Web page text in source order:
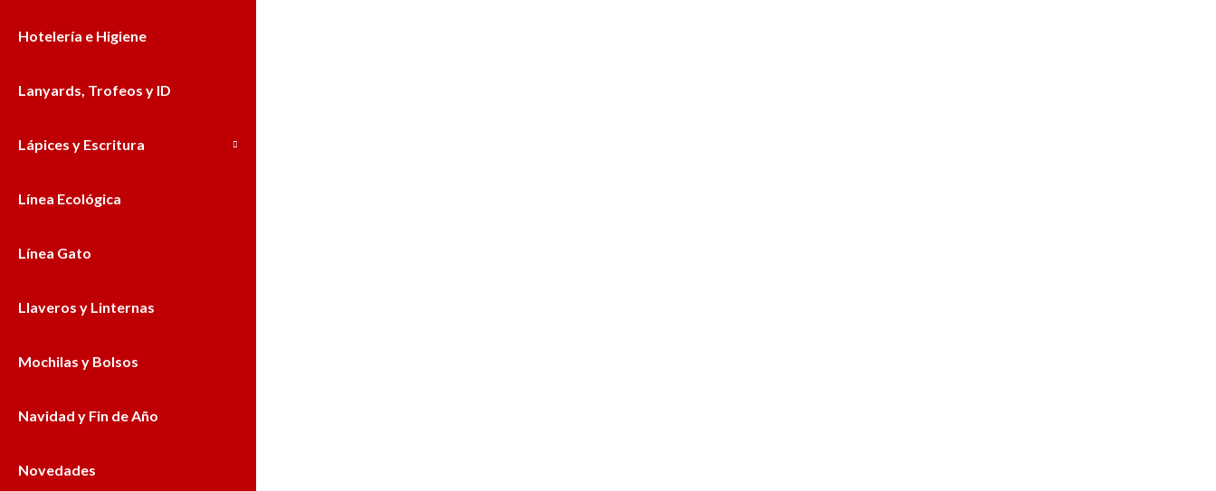
Hotelería e Higiene
Lanyards, Trofeos y ID
Lápices y Escritura
Línea Ecológica
Línea Gato
Llaveros y Linternas
Mochilas y Bolsos
Navidad y Fin de Año
Novedades